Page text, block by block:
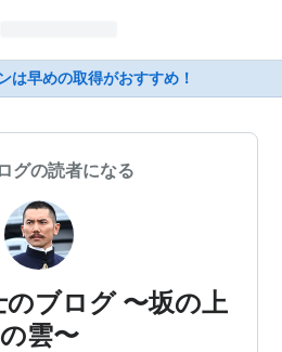
は早めの取得がおすすめ！
グの読者になる
のブログ 〜坂の上
の雲〜